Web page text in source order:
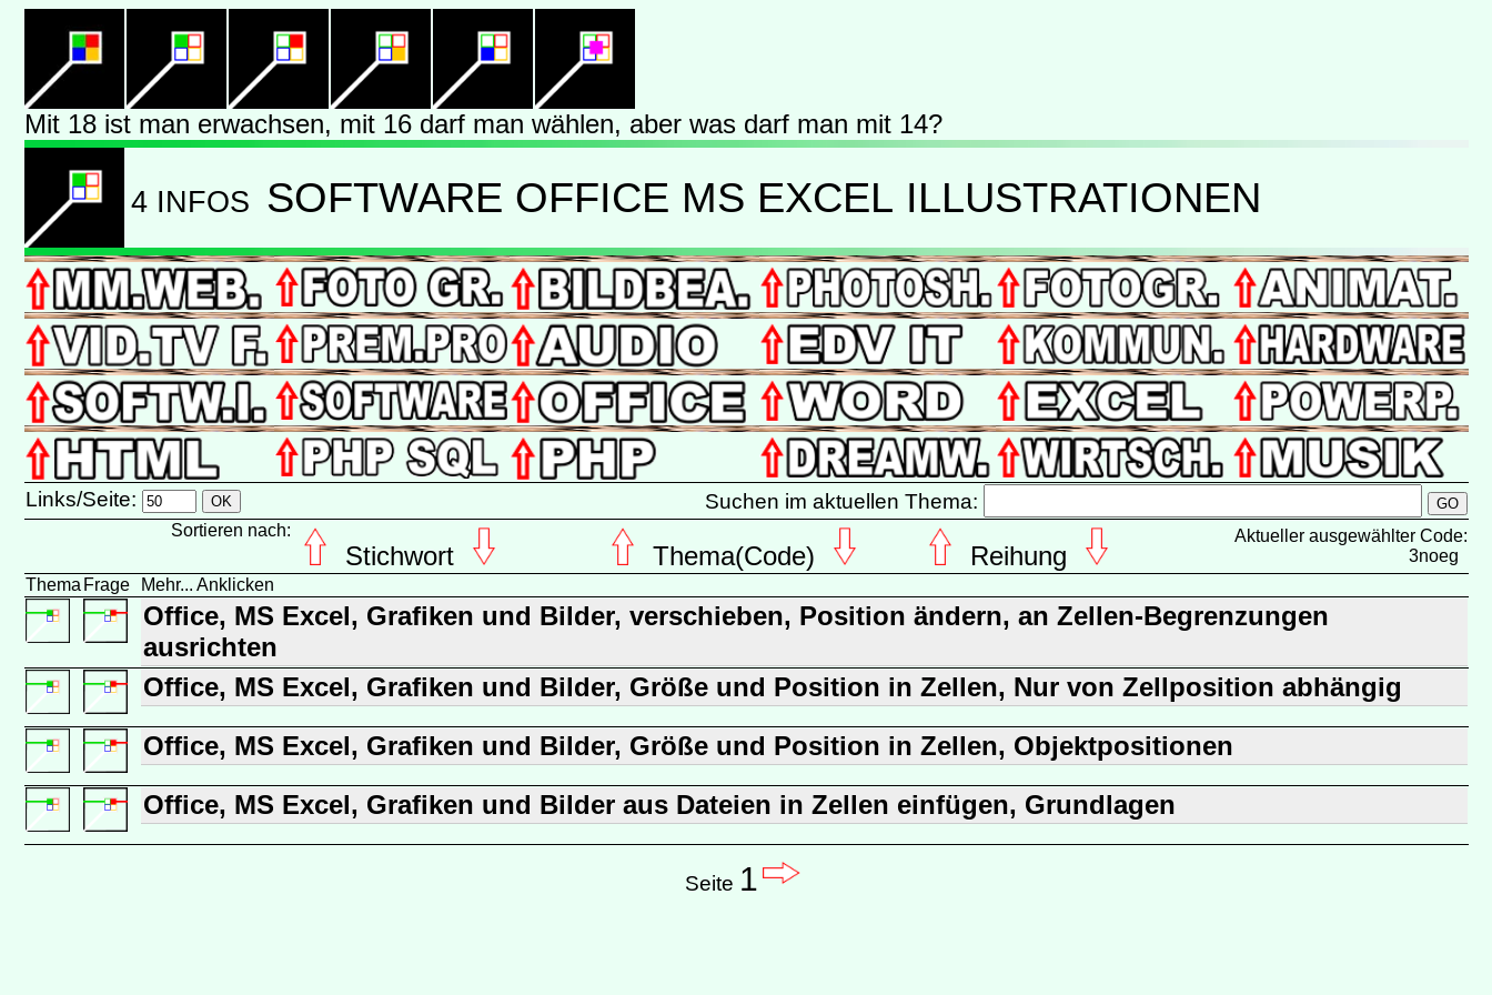
Mit 18 ist man erwachsen, mit 16 darf man wählen, aber was darf man mit 14?
4 INFOS SOFTWARE OFFICE MS EXCEL ILLUSTRATIONEN
Links/Seite: Suchen im aktuellen Thema:
Sortieren nach:
Stichwort Thema(Code) Reihung
Aktueller ausgewählter Code:
3noeg
Thema Frage Mehr... Anklicken
Office, MS Excel, Grafiken und Bilder, verschieben, Position ändern, an Zellen-Begrenzungen
ausrichten
Office, MS Excel, Grafiken und Bilder, Größe und Position in Zellen, Nur von Zellposition abhängig
Office, MS Excel, Grafiken und Bilder, Größe und Position in Zellen, Objektpositionen
Office, MS Excel, Grafiken und Bilder aus Dateien in Zellen einfügen, Grundlagen
Seite 1